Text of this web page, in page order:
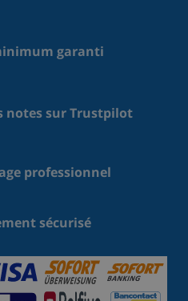
garanti
notes sur Trustpilot
professionnel
sécurisé